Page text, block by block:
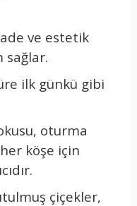
ve estetik
sağlar.
ilk günkü gibi
oturma
köşe için
çiçekler,